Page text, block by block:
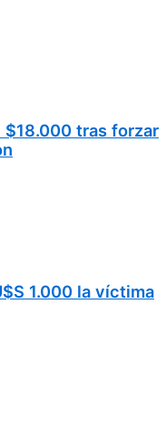
$18.000 tras forzar
1.000 la víctima